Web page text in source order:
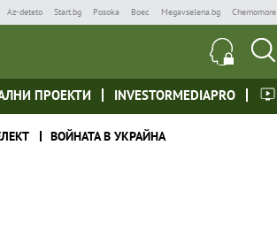
Az-deteto Start.bg Posoka Boec Megavselena.bg Chernomore
ПРОЕКТИ INVESTORMEDIAPRO
ВОЙНАТА В УКРАЙНА